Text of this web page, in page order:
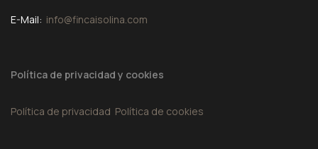
E-Mail: info@fincaisolina.com
Política de privacidad y cookies
Política de privacidad Política de cookies